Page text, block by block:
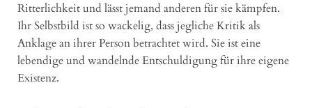
Ritterlichkeit und lässt jemand anderen für sie kämpfen.
Ihr Selbstbild ist so wackelig, dass jegliche Kritik als
Anklage an ihrer Person betrachtet wird. Sie ist eine
lebendige und wandelnde Entschuldigung für ihre eigene
Existenz.